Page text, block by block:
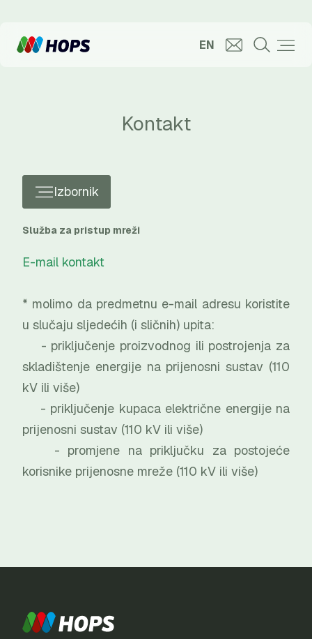
EN
Kontakt
Izbornik
Služba za pristup mreži
E-mail kontakt
* molimo da predmetnu e-mail adresu koristite
u slučaju sljedećih (i sličnih) upita:
- priključenje proizvodnog ili postrojenja za
skladištenje energije na prijenosni sustav (110
kV ili više)
- priključenje kupaca električne energije na
prijenosni sustav (110 kV ili više)
- promjene na priključku za postojeće
korisnike prijenosne mreže (110 kV ili više)